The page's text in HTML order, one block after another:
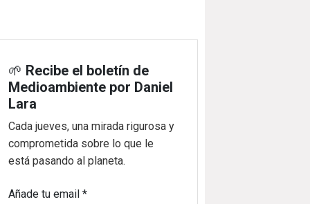
🌱 Recibe el boletín de
Medioambiente por Daniel
Lara
Cada jueves, una mirada rigurosa y
comprometida sobre lo que le
está pasando al planeta.
Añade tu email*